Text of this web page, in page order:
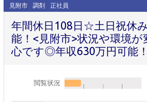
見附市 調剤 正社員
年間休日108日☆土日祝休
能！<見附市>状況や環境が
心です◎年収630万円可能！
閲覧状況